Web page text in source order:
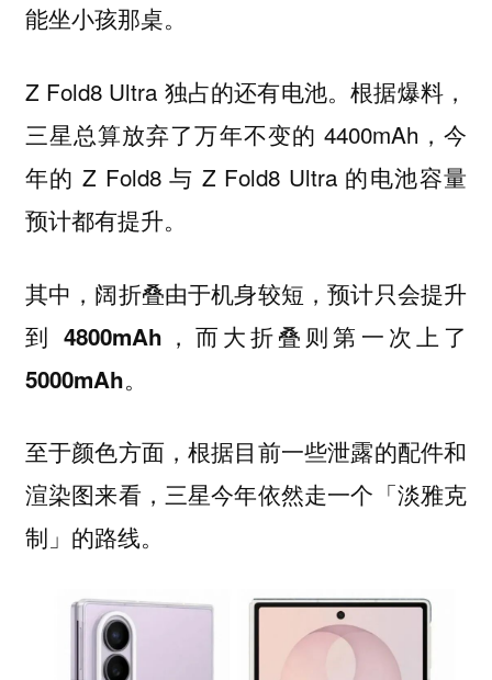
能坐小孩那桌。
Z Fold8 Ultra 独占的还有电池。根据爆料，
三星总算放弃了万年不变的 4400mAh，今
年的 Z Fold8 与 Z Fold8 Ultra 的电池容量
预计都有提升。
其中，阔折叠由于机身较短，预计只会提升
到 4800mAh，而大折叠则第一次上了
5000mAh。
至于颜色方面，根据目前一些泄露的配件和
渲染图来看，三星今年依然走一个「淡雅克
制」的路线。